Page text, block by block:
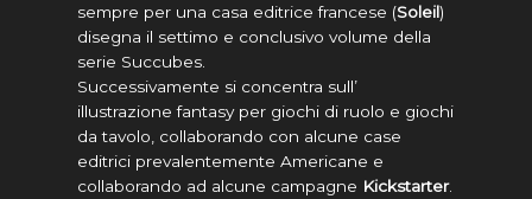
sempre per una casa editrice francese (Soleil)
disegna il settimo e conclusivo volume della
serie Succubes.
Successivamente si concentra sull’
illustrazione fantasy per giochi di ruolo e giochi
da tavolo, collaborando con alcune case
editrici prevalentemente Americane e
collaborando ad alcune campagne Kickstarter.